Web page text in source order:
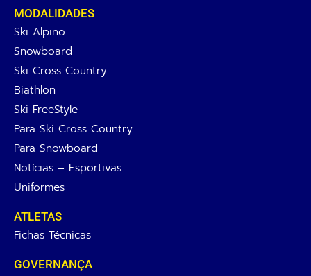
MODALIDADES
Ski Alpino
Snowboard
Ski Cross Country
Biathlon
Ski FreeStyle
Para Ski Cross Country
Para Snowboard
Notícias – Esportivas
Uniformes
ATLETAS
Fichas Técnicas
GOVERNANÇA